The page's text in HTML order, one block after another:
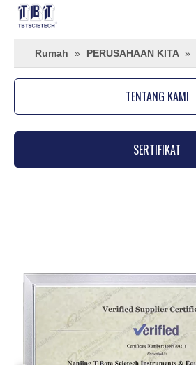
Rumah » PERUSAHAAN KITA »
TENTANG KAMI
SERTIFIKAT